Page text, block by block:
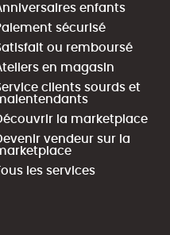
enfants
sécurisé
ou remboursé
en magasin
clients sourds et
la marketplace
vendeur sur la
Tous les services